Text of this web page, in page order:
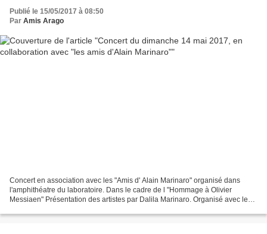
Publié le 15/05/2017 à 08:50
Par Amis Arago
Concert en association avec les "Amis d' Alain Marinaro" organisé dans
l'amphithéatre du laboratoire. Dans le cadre de l "Hommage à Olivier
Messiaen" Présentation des artistes par Dalila Marinaro. Organisé avec le